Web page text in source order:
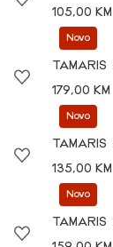
105,00 KM
Novo
TAMARIS
179,00 KM
Novo
TAMARIS
135,00 KM
Novo
TAMARIS